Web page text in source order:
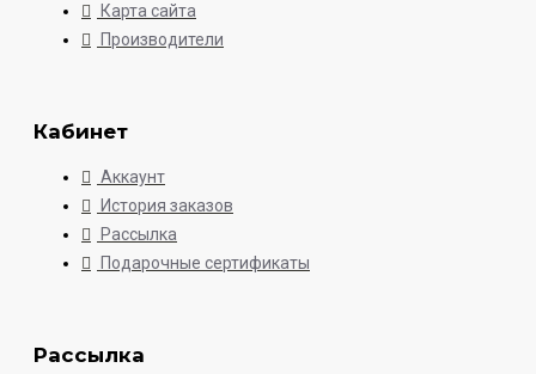
Карта сайта
Производители
Кабинет
Аккаунт
История заказов
Рассылка
Подарочные сертификаты
Рассылка